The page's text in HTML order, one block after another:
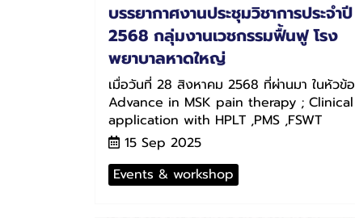
บรรยากาศงานประชุมวิชาการประจำปี
2568 กลุ่มงานเวชกรรมฟื้นฟู โรง
พยาบาลหาดใหญ่
เมื่อวันที่ 28 สิงหาคม 2568 ที่ผ่านมา ในหัวข้อ
Advance in MSK pain therapy ; Clinical
application with HPLT ,PMS ,FSWT
15 Sep 2025
Events & workshop